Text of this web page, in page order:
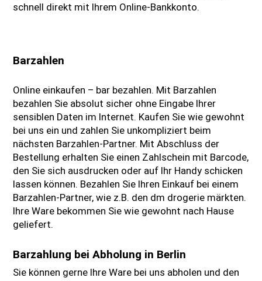
schnell direkt mit Ihrem Online-Bankkonto.
Barzahlen
Online einkaufen – bar bezahlen. Mit Barzahlen
bezahlen Sie absolut sicher ohne Eingabe Ihrer
sensiblen Daten im Internet. Kaufen Sie wie gewohnt
bei uns ein und zahlen Sie unkompliziert beim
nächsten Barzahlen-Partner. Mit Abschluss der
Bestellung erhalten Sie einen Zahlschein mit Barcode,
den Sie sich ausdrucken oder auf Ihr Handy schicken
lassen können. Bezahlen Sie Ihren Einkauf bei einem
Barzahlen-Partner, wie z.B. den dm drogerie märkten.
Ihre Ware bekommen Sie wie gewohnt nach Hause
geliefert.
Barzahlung bei Abholung in Berlin
Sie können gerne Ihre Ware bei uns abholen und den